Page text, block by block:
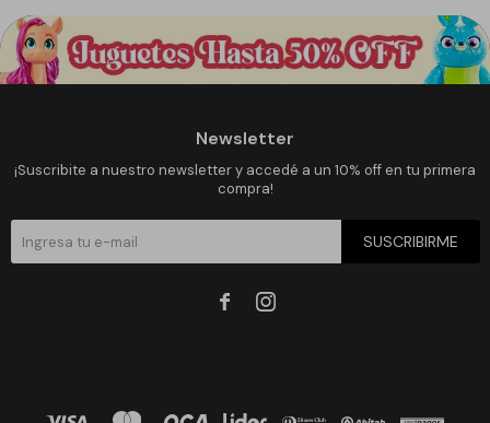
Newsletter
¡Suscribite a nuestro newsletter y accedé a un 10% off en tu primera
compra!
SUSCRIBIRME
 